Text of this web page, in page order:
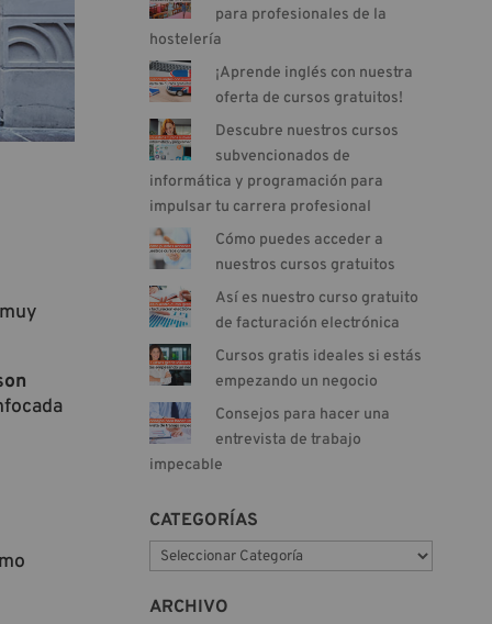
para profesionales de la
hostelería
¡Aprende inglés con nuestra
oferta de cursos gratuitos!
Descubre nuestros cursos
subvencionados de
informática y programación para
impulsar tu carrera profesional
Cómo puedes acceder a
nuestros cursos gratuitos
Así es nuestro curso gratuito
de facturación electrónica
Cursos gratis ideales si estás
empezando un negocio
Consejos para hacer una
entrevista de trabajo
impecable
CATEGORÍAS
a
t
ARCHIVO